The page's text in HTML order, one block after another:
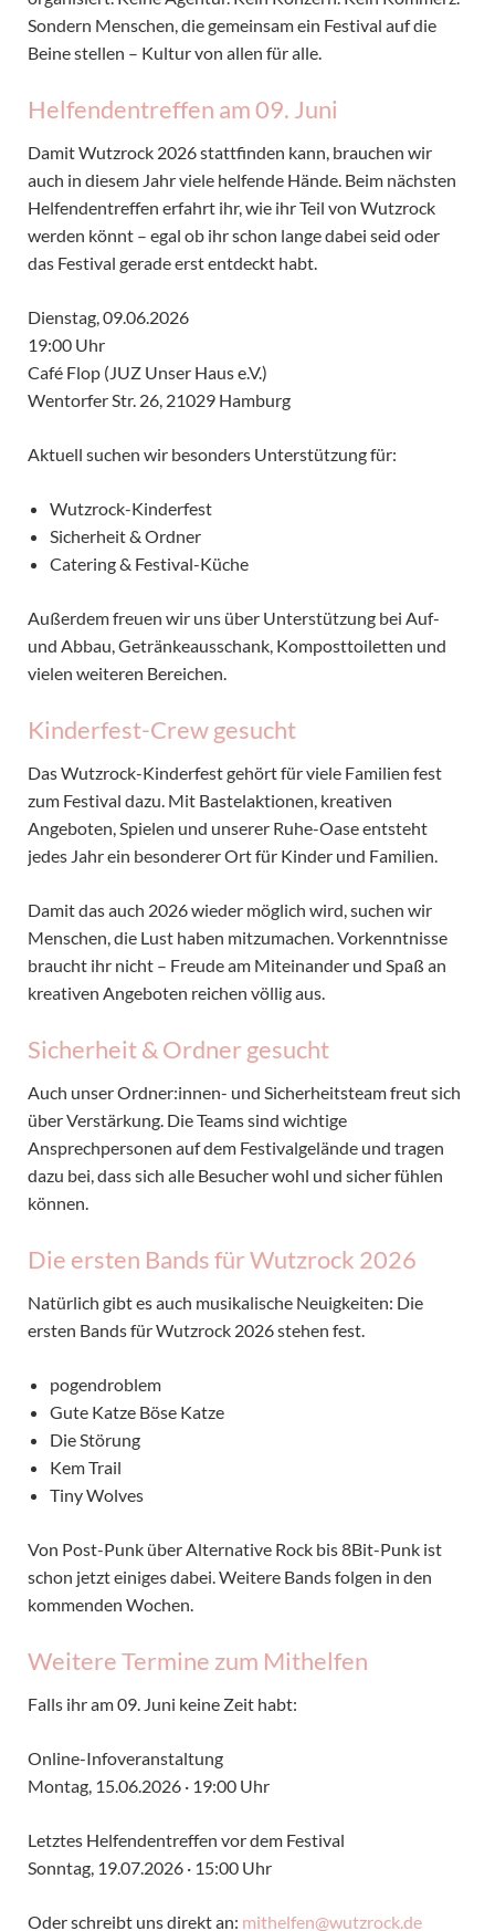
Sondern Menschen, die gemeinsam ein Festival auf die
Beine stellen – Kultur von allen für alle.
Helfendentreffen am 09. Juni
Damit Wutzrock 2026 stattfinden kann, brauchen wir
auch in diesem Jahr viele helfende Hände. Beim nächsten
Helfendentreffen erfahrt ihr, wie ihr Teil von Wutzrock
werden könnt – egal ob ihr schon lange dabei seid oder
das Festival gerade erst entdeckt habt.
Dienstag, 09.06.2026
19:00 Uhr
Café Flop (JUZ Unser Haus e.V.)
Wentorfer Str. 26, 21029 Hamburg
Aktuell suchen wir besonders Unterstützung für:
Wutzrock-Kinderfest
Sicherheit & Ordner
Catering & Festival-Küche
Außerdem freuen wir uns über Unterstützung bei Auf-
und Abbau, Getränkeausschank, Komposttoiletten und
vielen weiteren Bereichen.
Kinderfest-Crew gesucht
Das Wutzrock-Kinderfest gehört für viele Familien fest
zum Festival dazu. Mit Bastelaktionen, kreativen
Angeboten, Spielen und unserer Ruhe-Oase entsteht
jedes Jahr ein besonderer Ort für Kinder und Familien.
Damit das auch 2026 wieder möglich wird, suchen wir
Menschen, die Lust haben mitzumachen. Vorkenntnisse
braucht ihr nicht – Freude am Miteinander und Spaß an
kreativen Angeboten reichen völlig aus.
Sicherheit & Ordner gesucht
Auch unser Ordner:innen- und Sicherheitsteam freut sich
über Verstärkung. Die Teams sind wichtige
Ansprechpersonen auf dem Festivalgelände und tragen
dazu bei, dass sich alle Besucher wohl und sicher fühlen
können.
Die ersten Bands für Wutzrock 2026
Natürlich gibt es auch musikalische Neuigkeiten: Die
ersten Bands für Wutzrock 2026 stehen fest.
pogendroblem
Gute Katze Böse Katze
Die Störung
Kem Trail
Tiny Wolves
Von Post-Punk über Alternative Rock bis 8Bit-Punk ist
schon jetzt einiges dabei. Weitere Bands folgen in den
kommenden Wochen.
Weitere Termine zum Mithelfen
Falls ihr am 09. Juni keine Zeit habt:
Online-Infoveranstaltung
Montag, 15.06.2026 · 19:00 Uhr
Letztes Helfendentreffen vor dem Festival
Sonntag, 19.07.2026 · 15:00 Uhr
Oder schreibt uns direkt an: mithelfen@wutzrock.de